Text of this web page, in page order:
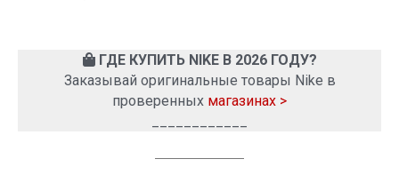
ГДЕ КУПИТЬ NIKE В 2026 ГОДУ?
Заказывай оригинальные товары Nike в
проверенных магазинах >